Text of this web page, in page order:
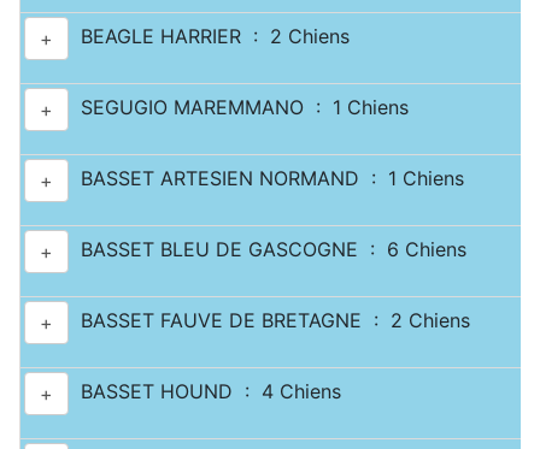
+ BEAGLE HARRIER : 2 Chiens
+ SEGUGIO MAREMMANO : 1 Chiens
+ BASSET ARTESIEN NORMAND : 1 Chiens
+ BASSET BLEU DE GASCOGNE : 6 Chiens
+ BASSET FAUVE DE BRETAGNE : 2 Chiens
+ BASSET HOUND : 4 Chiens